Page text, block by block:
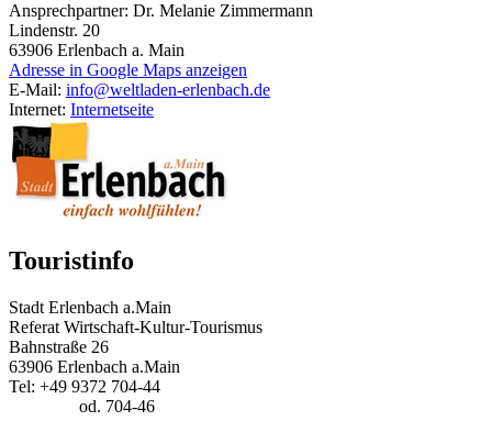
Ansprechpartner: Dr. Melanie Zimmermann
Lindenstr. 20
63906 Erlenbach a. Main
Adresse in Google Maps anzeigen
E-Mail: info@weltladen-erlenbach.de
Internet: Internetseite
Touristinfo
Stadt Erlenbach a.Main
Referat Wirtschaft-Kultur-Tourismus
Bahnstraße 26
63906 Erlenbach a.Main
Tel: +49 9372 704-44
od. 704-46